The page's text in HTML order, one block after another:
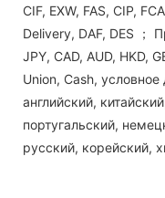
CIF, EXW, FAS, CIP,
Delivery, DAF, DES ；
JPY, CAD, AUD, HKD,
Union, Cash,
английский,
португальский,
русский, корейский,